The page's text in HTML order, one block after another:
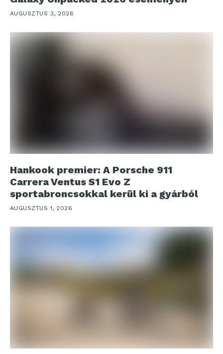
AUGUSZTUS 3, 2026
Hankook premier: A Porsche 911
Carrera Ventus S1 Evo Z
sportabroncsokkal kerül ki a gyárból
AUGUSZTUS 1, 2026